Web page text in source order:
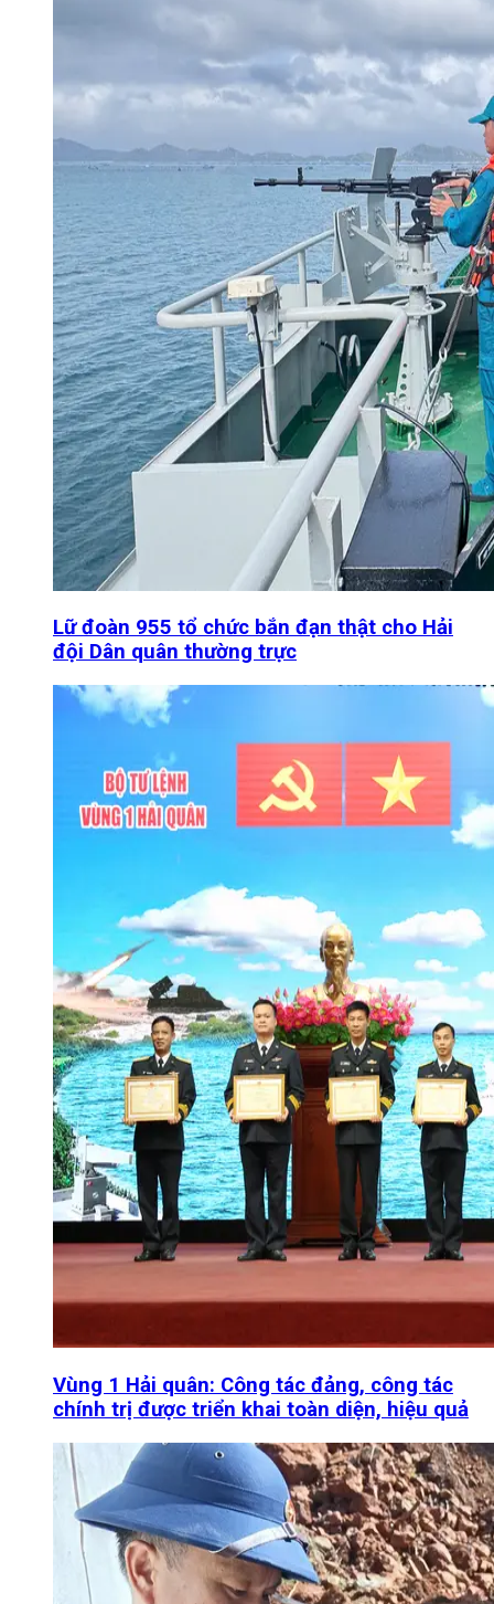
Lữ đoàn 955 tổ chức bắn đạn thật cho Hải
đội Dân quân thường trực
Vùng 1 Hải quân: Công tác đảng, công tác
chính trị được triển khai toàn diện, hiệu quả